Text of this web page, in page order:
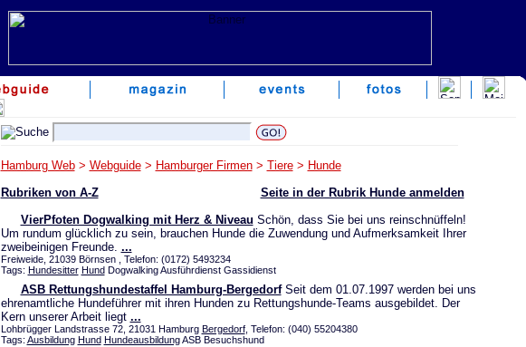
Hamburg Web> Webguide> Hamburger Firmen> Tiere> Hunde
Rubriken von A-Z
Seite in der Rubrik Hunde anmelden
VierPfoten Dogwalking mit Herz & Niveau Schön, dass Sie bei uns reinschnüffeln!
Um rundum glücklich zu sein, brauchen Hunde die Zuwendung und Aufmerksamkeit Ihrer
zweibeinigen Freunde. ...
Freiweide, 21039 Börnsen , Telefon: (0172) 5493234
Tags: Hundesitter HundDogwalking Ausführdienst Gassidienst
ASB Rettungshundestaffel Hamburg-BergedorfSeit dem 01.07.1997 werden bei uns
ehrenamtliche Hundeführer mit ihren Hunden zu Rettungshunde-Teams ausgebildet. Der
Kern unserer Arbeit liegt ...
Lohbrügger Landstrasse 72, 21031 Hamburg Bergedorf, Telefon: (040) 55204380
Tags: Ausbildung Hund HundeausbildungASB Besuchshund